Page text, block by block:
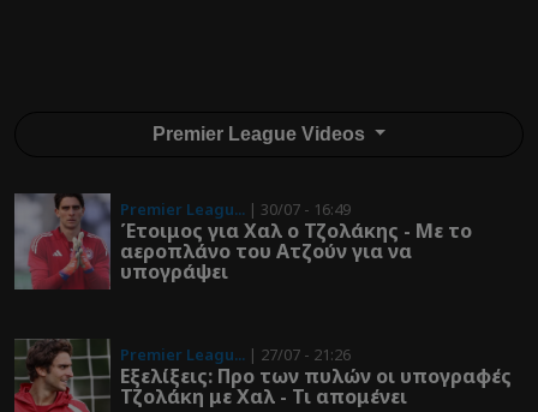
Premier League Videos
Premier Leagu... | 30/07 - 16:49
Έτοιμος για Χαλ ο Τζολάκης - Με το
αεροπλάνο του Ατζούν για να
υπογράψει
Premier Leagu... | 27/07 - 21:26
Εξελίξεις: Προ των πυλών οι υπογραφές
Τζολάκη με Χαλ - Τι απομένει